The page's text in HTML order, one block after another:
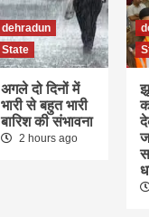
dehradun
State
अगले दो दिनों में
भारी से बहुत भारी
बारिश की संभावना
2 hours ago